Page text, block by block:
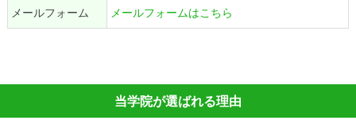
メールフォーム メールフォームはこちら
当学院が選ばれる理由